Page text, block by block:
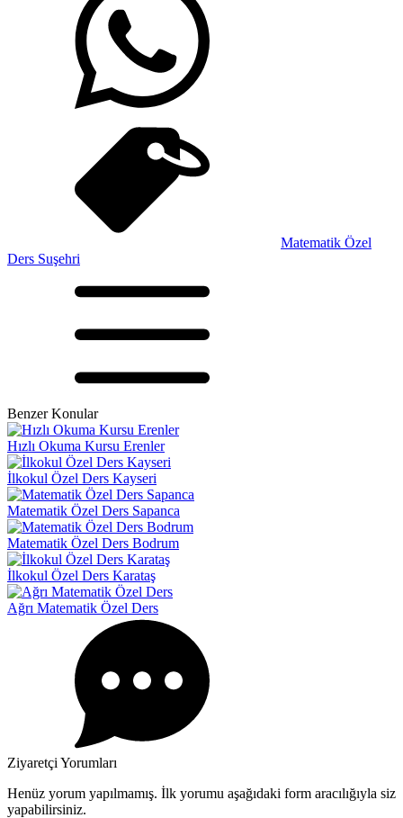
Matematik Özel
Ders Suşehri
Benzer Konular
Hızlı Okuma Kursu Erenler
İlkokul Özel Ders Kayseri
Matematik Özel Ders Sapanca
Matematik Özel Ders Bodrum
İlkokul Özel Ders Karataş
Ağrı Matematik Özel Ders
Ziyaretçi Yorumları
Henüz yorum yapılmamış. İlk yorumu aşağıdaki form aracılığıyla siz
yapabilirsiniz.